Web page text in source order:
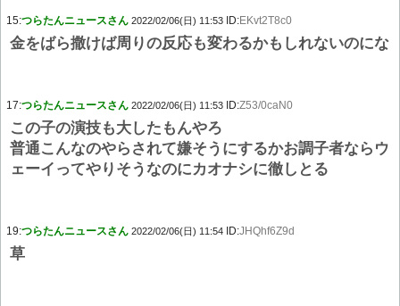
15:つらたんニュースさん 2022/02/06(日) 11:53 ID:EKvt2T8c0
金をばら撒けば周りの反応も変わるかもしれないのにな
17:つらたんニュースさん 2022/02/06(日) 11:53 ID:Z53/0caN0
この子の演技も大したもんやろ
普通こんなのやらされて嫌そうにするかお調子者ならウ
ェーイってやりそうなのにカオナシに徹しとる
19:つらたんニュースさん 2022/02/06(日) 11:54 ID:JHQhf6Z9d
草